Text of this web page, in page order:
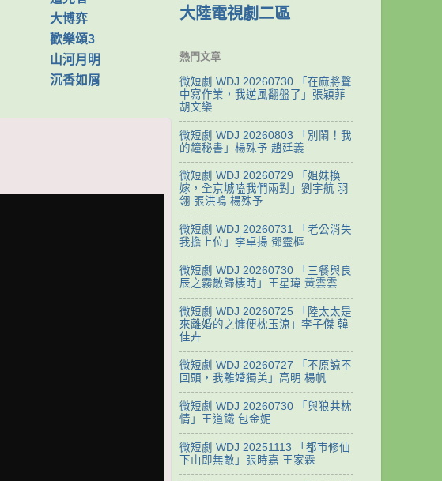
大博弈
歡樂頌3
山河月明
沉香如屑
大陸電視劇二區
熱門文章
微短劇 WDJ 20260730 「在麻將聲
中寫作業，我逆風翻盤了」張穎菲
胡文樂
微短劇 WDJ 20260803 「別鬧！我
的鐘秘書」楊殊予 趙廷義
微短劇 WDJ 20260729 「姐妹換
嫁，全京城嗑我們兩對」劉宇航 羽
翎 張洪鳴 楊殊予
微短劇 WDJ 20260731 「老公消失
我擔上位」李卓揚 鄧靈樞
微短劇 WDJ 20260730 「三餐與良
辰之霧散歸棲時」王星瑋 黃雲雲
微短劇 WDJ 20260725 「陸太太是
來離婚的之慵便枕玉涼」李子傑 韓
佳卉
微短劇 WDJ 20260727 「不原諒不
回頭，我離婚獨美」高明 楊帆
微短劇 WDJ 20260730 「與狼共枕
情」王道鐵 包金妮
微短劇 WDJ 20251113 「都市修仙
下山即無敵」張時嘉 王家霖